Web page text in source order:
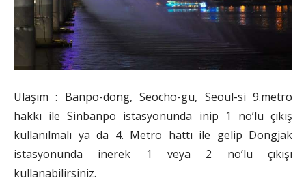
Ulaşım : Banpo-dong, Seocho-gu, Seoul-si 9.metro
hakkı ile Sinbanpo istasyonunda inip 1 no’lu çıkış
kullanılmalı ya da 4. Metro hattı ile gelip Dongjak
istasyonunda inerek 1 veya 2 no’lu çıkışı
kullanabilirsiniz.